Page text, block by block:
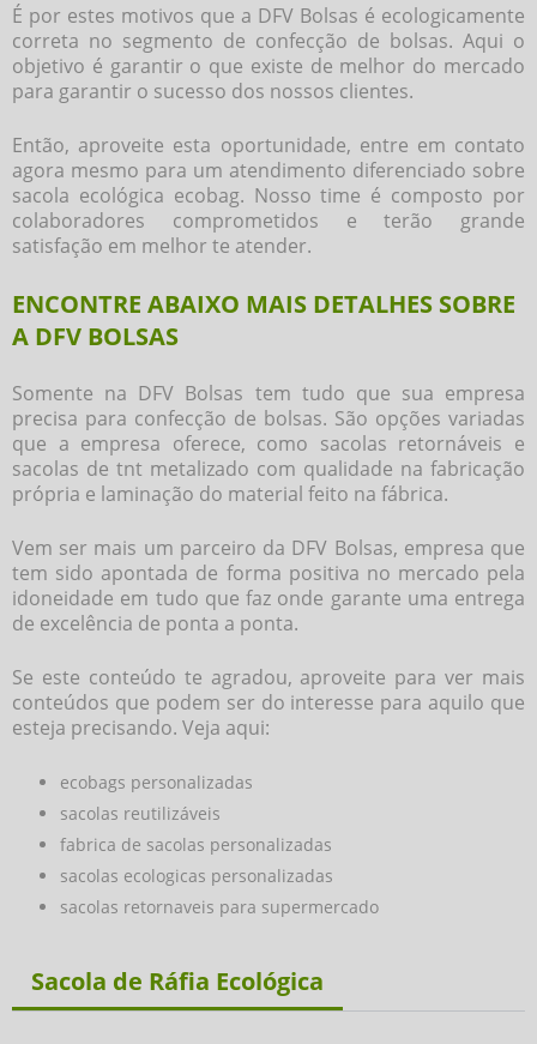
É por estes motivos que a DFV Bolsas é ecologicamente
correta no segmento de confecção de bolsas. Aqui o
objetivo é garantir o que existe de melhor do mercado
para garantir o sucesso dos nossos clientes.
Então, aproveite esta oportunidade, entre em contato
agora mesmo para um atendimento diferenciado sobre
sacola ecológica ecobag. Nosso time é composto por
colaboradores comprometidos e terão grande
satisfação em melhor te atender.
ENCONTRE ABAIXO MAIS DETALHES SOBRE
A DFV BOLSAS
Somente na DFV Bolsas tem tudo que sua empresa
precisa para confecção de bolsas. São opções variadas
que a empresa oferece, como sacolas retornáveis e
sacolas de tnt metalizado com qualidade na fabricação
própria e laminação do material feito na fábrica.
Vem ser mais um parceiro da DFV Bolsas, empresa que
tem sido apontada de forma positiva no mercado pela
idoneidade em tudo que faz onde garante uma entrega
de excelência de ponta a ponta.
Se este conteúdo te agradou, aproveite para ver mais
conteúdos que podem ser do interesse para aquilo que
esteja precisando. Veja aqui:
ecobags personalizadas
sacolas reutilizáveis
fabrica de sacolas personalizadas
sacolas ecologicas personalizadas
sacolas retornaveis para supermercado
Sacola de Ráfia Ecológica